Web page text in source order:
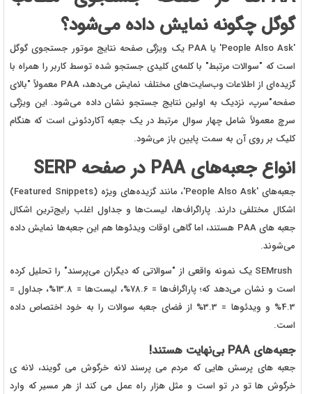
گوگل چگونه نمایش داده می‌شود؟
'People Also Ask' یا PAA یک ویژگی صفحه نتایج موتور جستجوی گوگل
است که "سوالات مرتبط" با کلمه‌ی کلیدی جستجو شده توسط کاربر را همراه با
گزیده‌ای از اطلاعات وب‌سایت‌های مختلف نمایش می‌دهد، PAA معمولاً "بالای
صفحه"سرپ، نزدیک به اولین نتایج جستجو نشان داده می‌شود. این ویژگی
سرچ معمولاً شامل چهار سوال مرتبط در یک جعبه آکاردئونی است که هنگام
کلیک بر روی آن به سمت پایین باز می‌شود.
انواع جعبه‌های PAA در صفحه SERP
جعبه‌های 'People Also Ask'، مانند گزیده‌های ویژه (Featured Snippets)
اشکال مختلفی دارند. پاراگراف‌ها، لیست‌ها و جداول اغلب رایج‌ترین اشکال
جعبه های PAA هستند، اما گاهی اوقات ویدئوها هم این جعبه‌ها نمایش داده
می‌شوند.
SEMrush یک نمونه واقعی از "سوالاتی که دیگران می‌پرسند" را تحلیل کرده
است و نشان می‌دهد که؛ پاراگراف‌ها = 78.6%، لیست‌ها = 13.8%، جداول =
4.3% و ویدئوها = 3.3% از فضای جعبه سوالات را به خود اختصاص داده
است.
جعبه‌های PAA بی‌نهایت هستند!
جعبه های پرسش هایی که مردم می پرسند لانه خرگوش می گویند، لانه ی
خرگوش ها تو در تو است و مثل هزار راه عمل می کند از هر مسیر که وارد